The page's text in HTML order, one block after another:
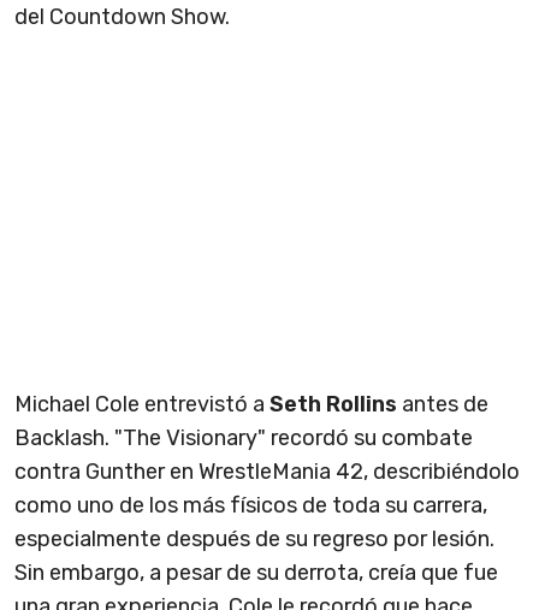
del Countdown Show.
Michael Cole entrevistó a Seth Rollins antes de
Backlash. "The Visionary" recordó su combate
contra Gunther en WrestleMania 42, describiéndolo
como uno de los más físicos de toda su carrera,
especialmente después de su regreso por lesión.
Sin embargo, a pesar de su derrota, creía que fue